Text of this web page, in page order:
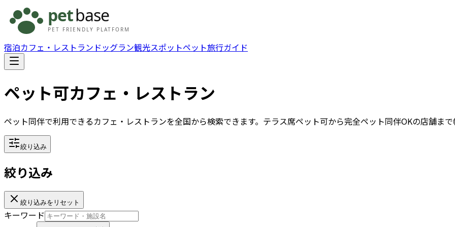
宿泊カフェ・レストラン ドッグラン観光スポットペット旅行ガイド
ペット可カフェ・レストラン
ペット同伴で利用できるカフェ・レストランを全国から検索できます。テラス席ペット可から完全ペット同伴OKの店舗まで
絞り込み
絞り込み
絞り込みをリセット
キーワード